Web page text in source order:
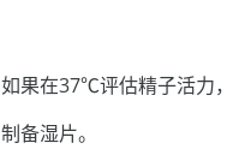
如果在37℃评估精子活力
制备湿片。